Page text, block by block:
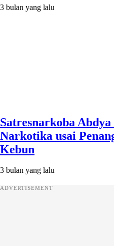
3 bulan yang lalu
Satresnarkoba
Narkotika usai
Kebun
3 bulan yang lalu
ADVERTISEMENT